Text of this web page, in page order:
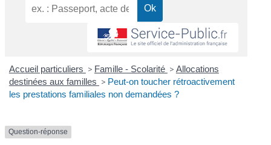
Accueil particuliers > Famille - Scolarité > Allocations
destinées aux familles > Peut-on toucher rétroactivement
les prestations familiales non demandées ?
Question-réponse